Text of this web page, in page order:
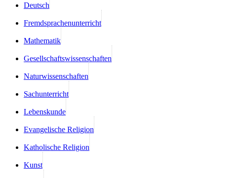
Deutsch
Fremdsprachenunterricht
Mathematik
Gesellschaftswissenschaften
Naturwissenschaften
Sachunterricht
Lebenskunde
Evangelische Religion
Katholische Religion
Kunst